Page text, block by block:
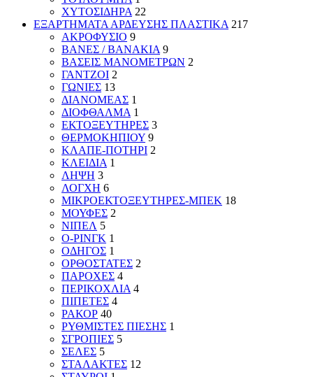
ΧΥΤΟΣΙΔΗΡΑ 22
ΕΞΑΡΤΗΜΑΤΑ ΑΡΔΕΥΣΗΣ ΠΛΑΣΤΙΚΑ 217
ΑΚΡΟΦΥΣΙΟ 9
ΒΑΝΕΣ / ΒΑΝΑΚΙΑ 9
ΒΑΣΕΙΣ ΜΑΝΟΜΕΤΡΩΝ 2
ΓΑΝΤΖΟΙ 2
ΓΩΝΙΕΣ 13
ΔΙΑΝΟΜΕΑΣ 1
ΔΙΟΦΘΑΛΜΑ 1
ΕΚΤΟΞΕΥΤΗΡΕΣ 3
ΘΕΡΜΟΚΗΠΙΟΥ 9
ΚΛΑΠΕ-ΠΟΤΗΡΙ 2
ΚΛΕΙΔΙΑ 1
ΛΗΨΗ 3
ΛΟΓΧΗ 6
ΜΙΚΡΟΕΚΤΟΞΕΥΤΗΡΕΣ-ΜΠΕΚ 18
ΜΟΥΦΕΣ 2
ΝΙΠΕΛ 5
Ο-ΡΙΝΓΚ 1
ΟΔΗΓΟΣ 1
ΟΡΘΟΣΤΑΤΕΣ 2
ΠΑΡΟΧΕΣ 4
ΠΕΡΙΚΟΧΛΙΑ 4
ΠΙΠΕΤΕΣ 4
ΡΑΚΟΡ 40
ΡΥΘΜΙΣΤΕΣ ΠΙΕΣΗΣ 1
ΣΓΡΟΠΙΕΣ 5
ΣΕΛΕΣ 5
ΣΤΑΛΑΚΤΕΣ 12